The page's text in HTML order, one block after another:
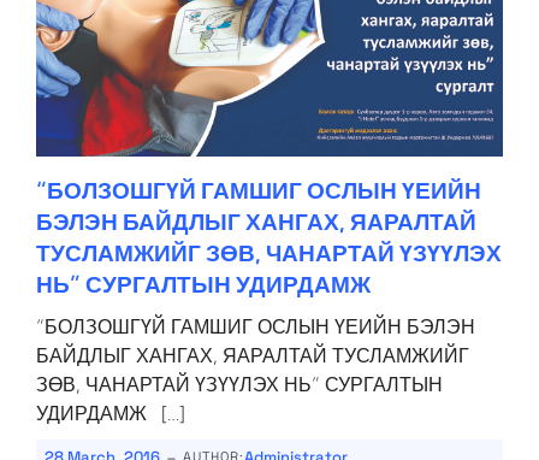
“БОЛЗОШГҮЙ ГАМШИГ ОСЛЫН ҮЕИЙН
БЭЛЭН БАЙДЛЫГ ХАНГАХ, ЯАРАЛТАЙ
ТУСЛАМЖИЙГ ЗӨВ, ЧАНАРТАЙ ҮЗҮҮЛЭХ
НЬ” СУРГАЛТЫН УДИРДАМЖ
“БОЛЗОШГҮЙ ГАМШИГ ОСЛЫН ҮЕИЙН БЭЛЭН
БАЙДЛЫГ ХАНГАХ, ЯАРАЛТАЙ ТУСЛАМЖИЙГ
ЗӨВ, ЧАНАРТАЙ ҮЗҮҮЛЭХ НЬ” СУРГАЛТЫН
УДИРДАМЖ […]
AUTHOR: